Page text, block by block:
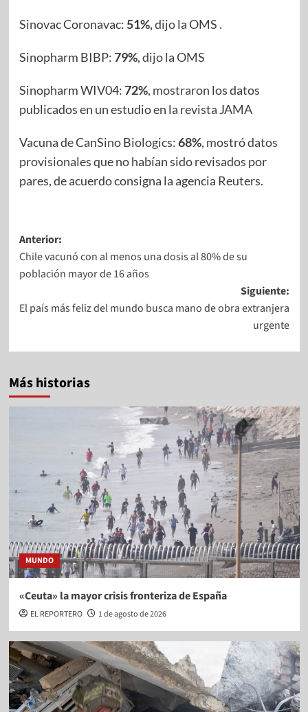
Sinovac Coronavac: 51%,dijola OMS .
Sinopharm BIBP:79%,dijola OMS
Sinopharm WIV04:72%, mostraron los datos
publicados en un estudio en la revista JAMA
Vacuna de CanSino Biologics:68%, mostródatos
provisionalesque no habían sido revisados por
pares, de acuerdo consigna la agencia Reuters.
Anterior:
Chile vacunó con al menos una dosis al 80% de su
población mayor de 16 años
Siguiente:
El país más feliz del mundo busca mano de obra extranjera
urgente
Más historias
MUNDO
«Ceuta» la mayor crisis fronteriza de España
EL REPORTERO 1 de agosto de 2026